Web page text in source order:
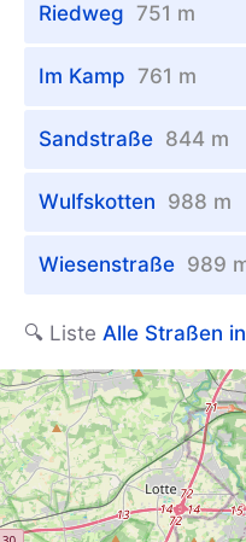
Riedweg 751 m
Im Kamp 761 m
Sandstraße 844 m
Wulfskotten 988 m
Wiesenstraße 989
🔍 Liste Alle Straßen